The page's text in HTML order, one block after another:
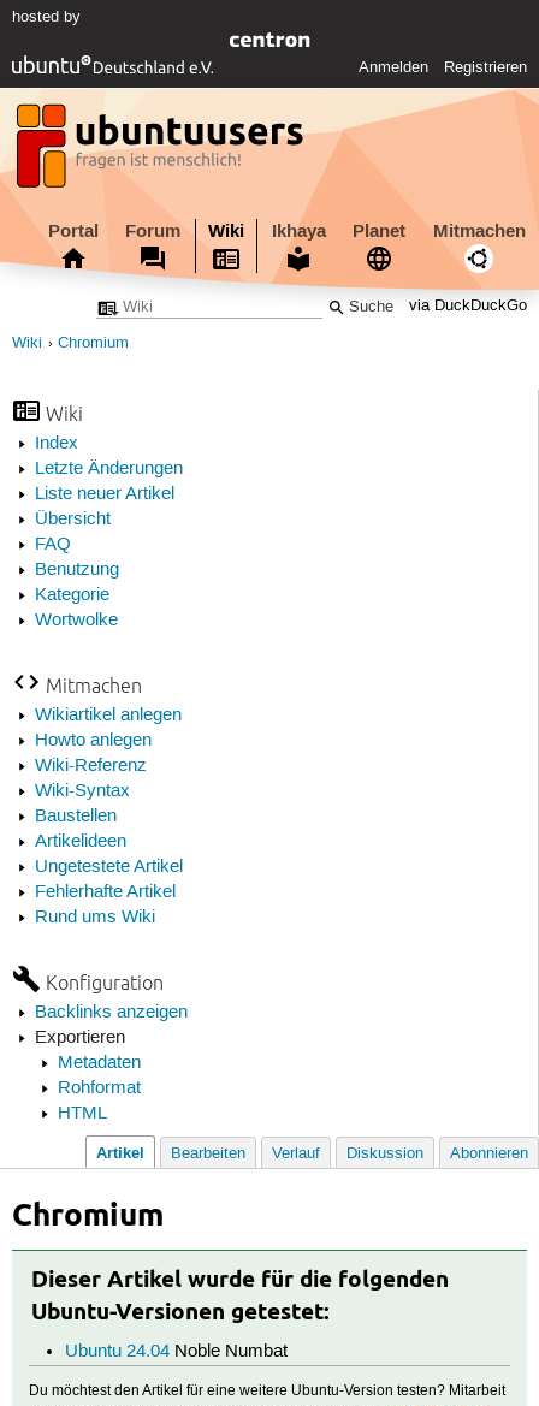
hosted by
Anmelden Registrieren
Portal Forum Wiki Ikhaya Planet Mitmachen
via DuckDuckGo
Wiki Chromium
Wiki
Index
Letzte Änderungen
Liste neuer Artikel
Übersicht
FAQ
Benutzung
Kategorie
Wortwolke
Mitmachen
Wikiartikel anlegen
Howto anlegen
Wiki-Referenz
Wiki-Syntax
Baustellen
Artikelideen
Ungetestete Artikel
Fehlerhafte Artikel
Rund ums Wiki
Konfiguration
Backlinks anzeigen
Exportieren
Metadaten
Rohformat
HTML
Artikel Bearbeiten Verlauf Diskussion Abonnieren
Chromium
Dieser Artikel wurde für die folgenden
Ubuntu-Versionen getestet:
Ubuntu 24.04Noble Numbat
Du möchtest den Artikel für eine weitere Ubuntu-Version testen? Mitarbeit